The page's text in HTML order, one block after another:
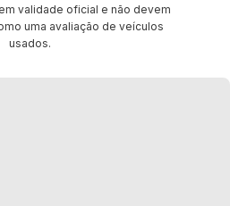
validade oficial e não devem
uma avaliação de veículos
usados.